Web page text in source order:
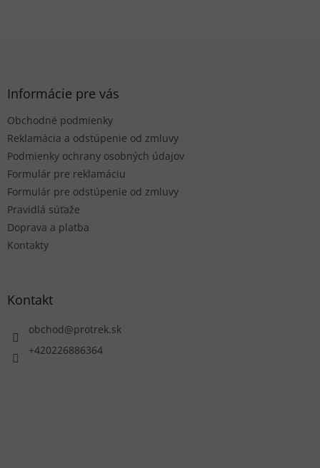
Informácie pre vás
Obchodné podmienky
Reklamácia a odstúpenie od zmluvy
Podmienky ochrany osobných údajov
Formulár pre reklamáciu
Formulár pre odstúpenie od zmluvy
Pravidlá súťaže
Doprava a platba
Kontakty
Kontakt
obchod@protrek.sk
+420226886364